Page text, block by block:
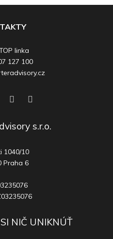
linka
127 100
s.r.o.
1040/10
Praha 6
NIČ UNIKNÚŤ